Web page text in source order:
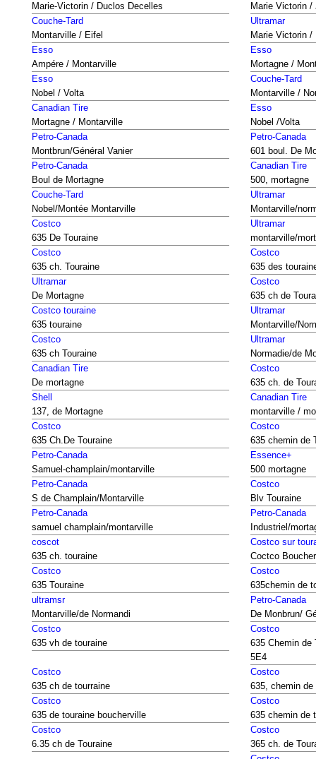
Marie-Victorin / Duclos Decelles
Marie Victorin
Couche-Tard
Montarville / Eifel
Ultramar
Marie Victorin /
Esso
Ampére / Montarville
Esso
Mortagne /
Esso
Nobel / Volta
Couche-Tard
Montarville /
Canadian Tire
Mortagne / Montarville
Esso
Nobel /Volta
Petro-Canada
Montbrun/Général Vanier
Petro-Canada
601 boul. De
Petro-Canada
Boul de Mortagne
Canadian Tire
500, mortagne
Couche-Tard
Nobel/Montée Montarville
Ultramar
Montarville/
Costco
635 De Touraine
Ultramar
montarville/
Costco
635 ch. Touraine
Costco
635 des
Ultramar
De Mortagne
Costco
635 ch de
Costco touraine
635 touraine
Ultramar
Montarville/
Costco
635 ch Touraine
Ultramar
Normadie/de
Canadian Tire
De mortagne
Costco
635 ch. de
Shell
137, de Mortagne
Canadian Tire
montarville /
Costco
635 Ch.De Touraine
Costco
635 chemin de
Petro-Canada
Samuel-champlain/montarville
Essence+
500 mortagne
Petro-Canada
S de Champlain/Montarville
Costco
Blv Touraine
Petro-Canada
samuel champlain/montarville
Petro-Canada
Industriel/
coscot
635 ch. touraine
Costco sur
Coctco
Costco
635 Touraine
Costco
635chemin de
ultramsr
Montarville/de Normandi
Petro-Canada
De Monbrun/
Costco
635 vh de touraine
Costco
635 Chemin de
5E4
Costco
635 ch de tourraine
Costco
635, chemin de
Costco
635 de touraine boucherville
Costco
635 chemin de
Costco
6.35 ch de Touraine
Costco
365 ch. de